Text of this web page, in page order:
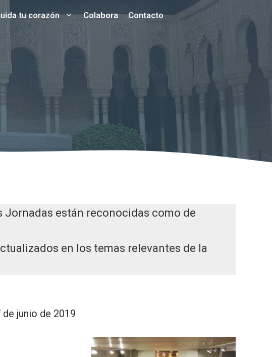
tu corazón Colabora Contacto
Jornadas están reconocidas como de
en los temas relevantes de la
junio de 2019